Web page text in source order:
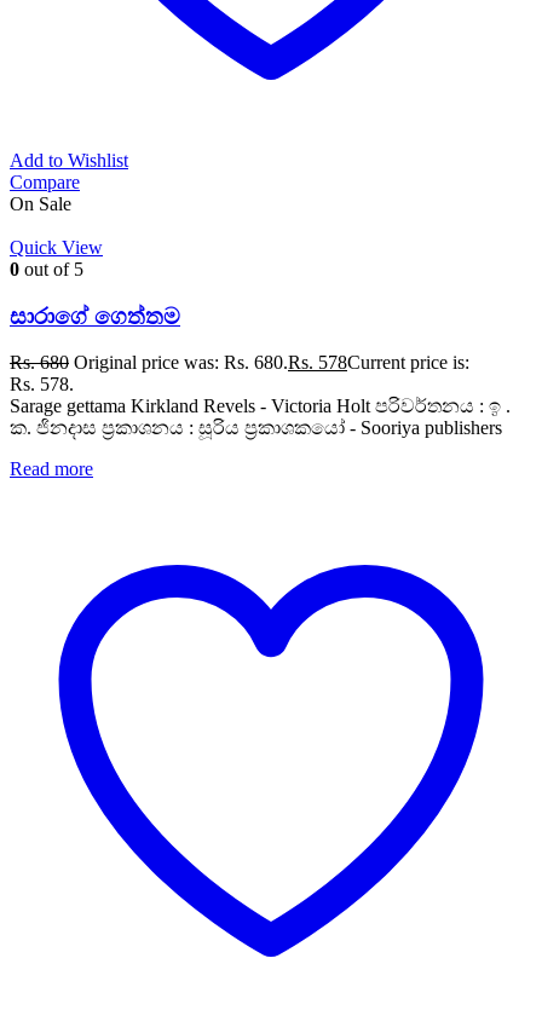
Add to Wishlist
Compare
On Sale
Quick View
0 out of 5
සාරාගේ ගෙත්තම
Rs.680 Original price was: Rs. 680.Rs. 578Current price is:
Rs. 578.
Sarage gettama Kirkland Revels - Victoria Holt පරිවර්තනය : ඉ .
ක. ජිනදාස ප්‍රකාශනය : සූරිය ප්‍රකාශකයෝ - Sooriya publishers
Read more